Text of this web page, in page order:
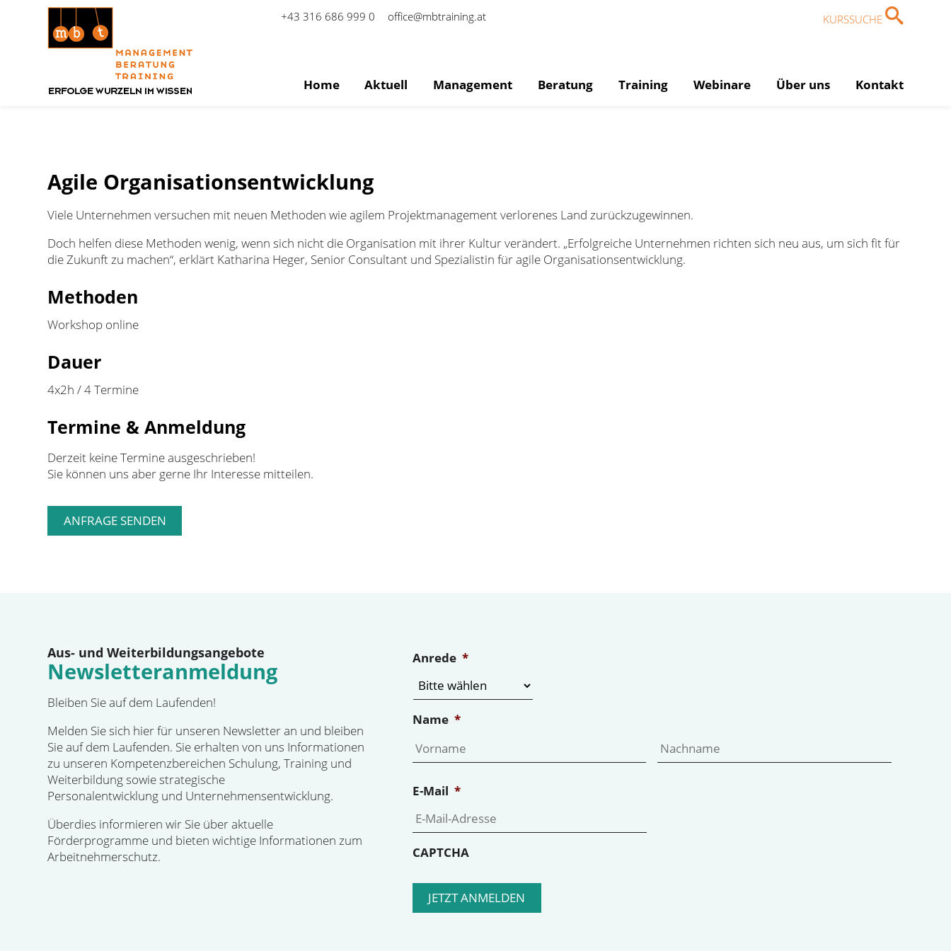
+43 316 686 999 0 office@mbtraining.at KURSSUCHE
Home Aktuell Management Beratung Training Webinare Über uns Kontakt
Agile Organisationsentwicklung
Viele Unternehmen versuchen mit neuen Methoden wie agilem Projektmanagement verlorenes Land zurückzugewinnen.
Doch helfen diese Methoden wenig, wenn sich nicht die Organisation mit ihrer Kultur verändert. „Erfolgreiche Unternehmen richten sich neu aus, um sich fit für
die Zukunft zu machen“, erklärt Katharina Heger, Senior Consultant und Spezialistin für agile Organisationsentwicklung.
Methoden
Workshop online
Dauer
4x2h / 4 Termine
Termine & Anmeldung
Derzeit keine Termine ausgeschrieben!
Sie können uns aber gerne Ihr Interesse mitteilen.
Aus- und Weiterbildungsangebote
Newsletteranmeldung
Bleiben Sie auf dem Laufenden!
Melden Sie sich hier für unseren Newsletter an und bleiben
Sie auf dem Laufenden. Sie erhalten von uns Informationen
zu unseren Kompetenzbereichen Schulung, Training und
Weiterbildung sowie strategische
Personalentwicklung und Unternehmensentwicklung.
Überdies informieren wir Sie über aktuelle
Förderprogramme und bieten wichtige Informationen zum
Arbeitnehmerschutz.
Anrede *
Name *
Vorname
E-Mail *
CAPTCHA